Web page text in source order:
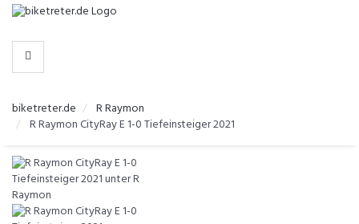
-
HERSTELLER
biketreter.de
R Raymon
R Raymon CityRay E 1-0 Tiefeinsteiger 2021